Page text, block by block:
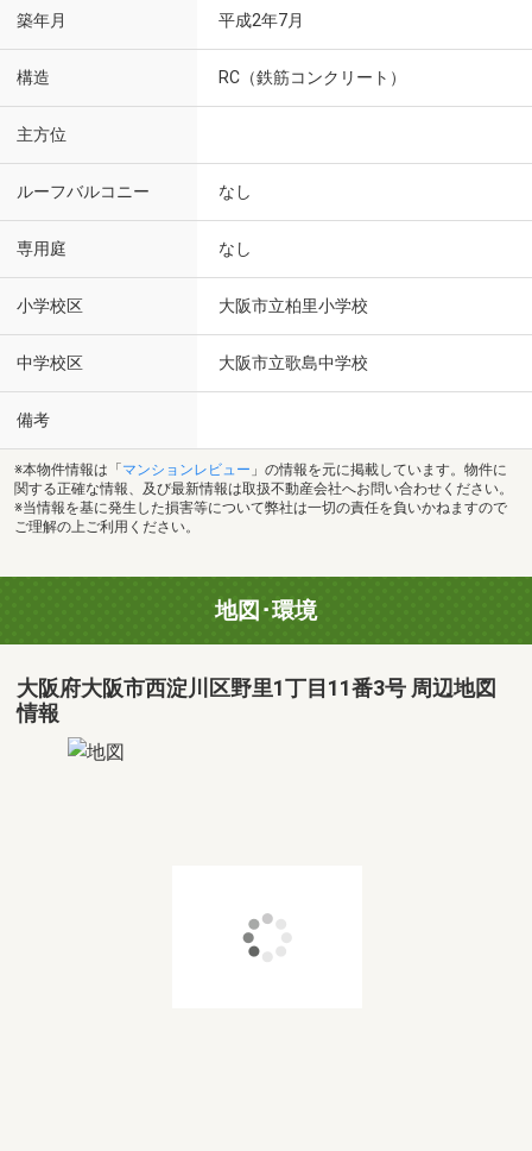
築年月 平成2年7月
構造 RC（鉄筋コンクリート）
主方位
ルーフバルコニー なし
専用庭 なし
小学校区 大阪市立柏里小学校
中学校区 大阪市立歌島中学校
備考
※本物件情報は「 マンションレビュー 」の情報を元に掲載しています。物件に
関する正確な情報、及び最新情報は取扱不動産会社へお問い合わせください。
※当情報を基に発生した損害等について弊社は一切の責任を負いかねますので
ご理解の上ご利用ください。
地図･環境
大阪府大阪市西淀川区野里1丁目11番3号 周辺地図
情報